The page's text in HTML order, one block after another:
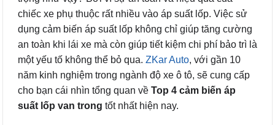
chiếc xe phụ thuộc rất nhiều vào áp suất lốp. Việc sử
dụng cảm biến áp suất lốp không chỉ giúp tăng cường
an toàn khi lái xe mà còn giúp tiết kiệm chi phí bảo trì là
một yếu tố không thể bỏ qua. ZKar Auto, với gần 10
năm kinh nghiệm trong ngành độ xe ô tô, sẽ cung cấp
cho bạn cái nhìn tổng quan về Top 4 cảm biến áp
suất lốp van trong tốt nhất hiện nay.